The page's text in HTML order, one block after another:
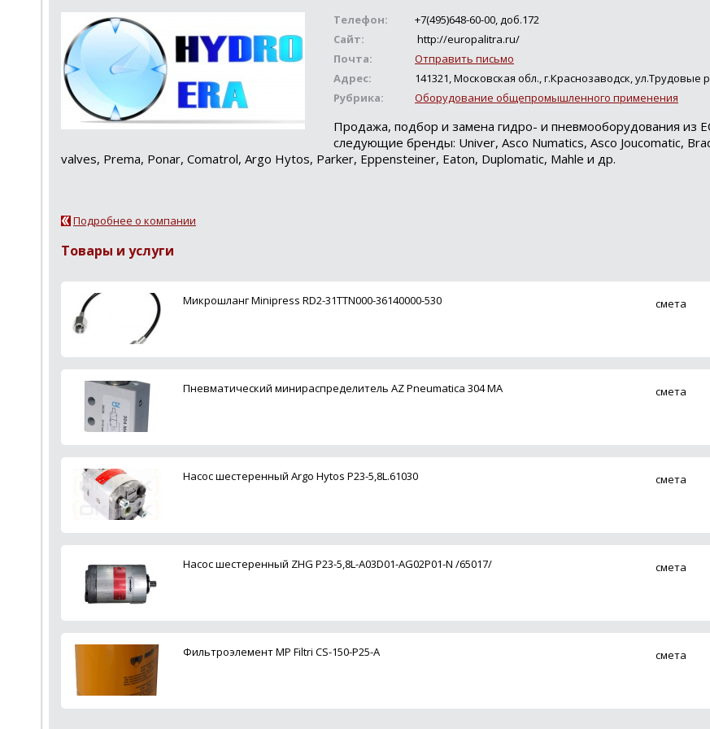
Телефон:
+7(495)648-60-00, доб.172
Сайт:
http://europalitra.ru/
Почта:
Отправить письмо
Адрес:
141321, Московская обл., г.Краснозаводск, ул.Трудовые
Рубрика:
Оборудование общепромышленного применения
Продажа, подбор и замена гидро- и пневмооборудования из
следующие бренды: Univer, Asco Numatics, Asco Joucomatic,
valves, Prema, Ponar, Comatrol, Argo Hytos, Parker, Eppensteiner, Eaton, Duplomatic, Mahle и др.
Подробнее о компании
Товары и услуги
Микрошланг Minipress RD2-31TTN000-36140000-530 смета
Пневматический минираспределитель AZ Pneumatica 304 MA смета
Насос шестеренный Argo Hytos P23-5,8L.61030 смета
Насос шестеренный ZHG P23-5,8L-A03D01-AG02P01-N /65017/ смета
Фильтроэлемент MP Filtri CS-150-P25-A смета